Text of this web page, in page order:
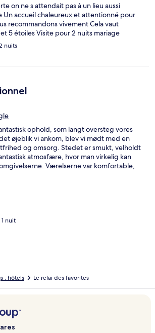
on ne s attendait pas à un lieu aussi
Un accueil chaleureux et attentionné pour
recommandons vivement Cela vaut
5 étoiles Visite pour 2 nuits mariage
nuits
ophold, som langt oversteg vores
øjeblik vi ankom, blev vi mødt med en
og omsorg. Stedet er smukt, velholdt
atmosfære, hvor man virkelig kan
Værelserne var komfortable,
skabte minder, som vi vil tage med os i
Vi giver vores allerbedste
meget at vende tilbage igen. Tusind tak
oplevelse.
nuit
: hôtels Le relai des favorites